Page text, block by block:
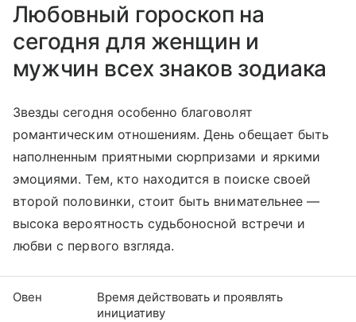
Любовный гороскоп на
сегодня для женщин и
мужчин всех знаков зодиака
Звезды сегодня особенно благоволят
романтическим отношениям. День обещает быть
наполненным приятными сюрпризами и яркими
эмоциями. Тем, кто находится в поиске своей
второй половинки, стоит быть внимательнее —
высока вероятность судьбоносной встречи и
любви с первого взгляда.
Овен
Время действовать и проявлять
инициативу